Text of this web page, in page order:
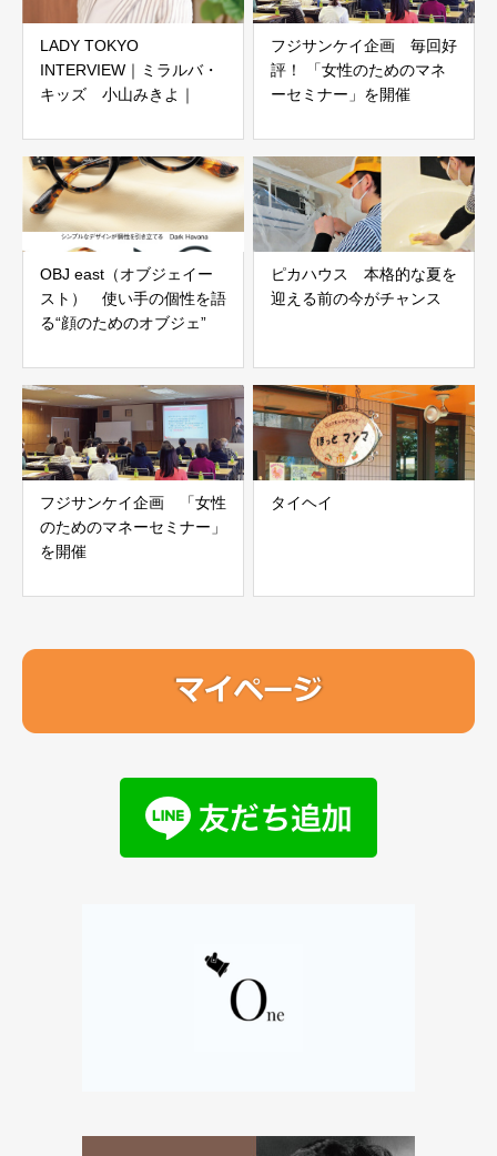
LADY TOKYO
INTERVIEW｜ミラルバ・
キッズ 小山みきよ｜
フジサンケイ企画 毎回好
評！ 「女性のためのマネ
ーセミナー」を開催
OBJ east（オブジェイー
スト） 使い手の個性を語
る“顔のためのオブジェ”
ピカハウス 本格的な夏を
迎える前の今がチャンス
フジサンケイ企画 「女性
のためのマネーセミナー」
を開催
タイヘイ